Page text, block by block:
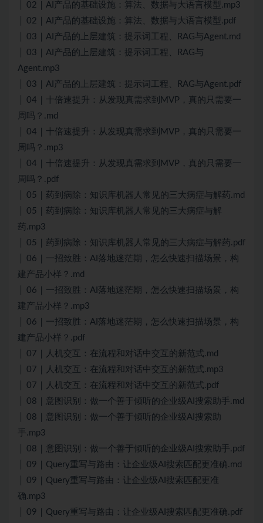
│ 02｜AI产品的基础设施：算法、数据与大语言模型.mp3
│ 02｜AI产品的基础设施：算法、数据与大语言模型.pdf
│ 03｜AI产品的上层建筑：提示词工程、RAG与Agent.md
│ 03｜AI产品的上层建筑：提示词工程、RAG与
Agent.mp3
│ 03｜AI产品的上层建筑：提示词工程、RAG与Agent.pdf
│ 04｜十倍速提升：从发现真需求到MVP，真的只需要一
周吗？.md
│ 04｜十倍速提升：从发现真需求到MVP，真的只需要一
周吗？.mp3
│ 04｜十倍速提升：从发现真需求到MVP，真的只需要一
周吗？.pdf
│ 05｜药到病除：知识库机器人常见的三大病症与解药.md
│ 05｜药到病除：知识库机器人常见的三大病症与解
药.mp3
│ 05｜药到病除：知识库机器人常见的三大病症与解药.pdf
│ 06｜一招致胜：AI落地迷茫期，怎么快速扫描场景，构
建产品小样？.md
│ 06｜一招致胜：AI落地迷茫期，怎么快速扫描场景，构
建产品小样？.mp3
│ 06｜一招致胜：AI落地迷茫期，怎么快速扫描场景，构
建产品小样？.pdf
│ 07｜人机交互：在流程和对话中交互的新范式.md
│ 07｜人机交互：在流程和对话中交互的新范式.mp3
│ 07｜人机交互：在流程和对话中交互的新范式.pdf
│ 08｜意图识别：做一个善于倾听的企业级AI搜索助手.md
│ 08｜意图识别：做一个善于倾听的企业级AI搜索助
手.mp3
│ 08｜意图识别：做一个善于倾听的企业级AI搜索助手.pdf
│ 09｜Query重写与路由：让企业级AI搜索匹配更准确.md
│ 09｜Query重写与路由：让企业级AI搜索匹配更准
确.mp3
│ 09｜Query重写与路由：让企业级AI搜索匹配更准确.pdf